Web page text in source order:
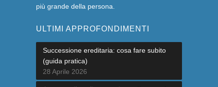
più grande della persona.
ULTIMI APPROFONDIMENTI
Successione ereditaria: cosa fare subito
(guida pratica)
28 Aprile 2026